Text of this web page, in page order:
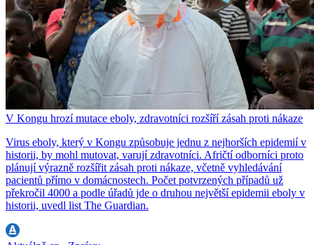
V Kongu hrozí mutace eboly, zdravotníci rozšíří zásah proti nákaze
Virus eboly, který v Kongu způsobuje jednu z nejhorších epidemií v
historii, by mohl mutovat, varují zdravotníci. Afričtí odborníci proto
plánují výrazně rozšířit zásah proti nákaze, včetně vyhledávání
pacientů přímo v domácnostech. Počet potvrzených případů už
překročil 4000 a podle úřadů jde o druhou největší epidemii eboly v
historii, uvedl list The Guardian.